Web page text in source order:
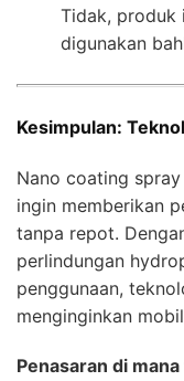
Tidak, produk
digunakan
Kesimpulan:
Nano coating
ingin memberikan
tanpa repot.
perlindungan
penggunaan,
menginginkan
Penasaran di